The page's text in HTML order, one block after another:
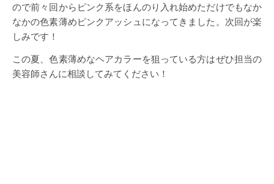
ので前々回からピンク系をほんのり入れ始めただけでもなか
なかの色素薄めピンクアッシュになってきました。次回が楽
しみです！
この夏、色素薄めなヘアカラーを狙っている方はぜひ担当の
美容師さんに相談してみてください！